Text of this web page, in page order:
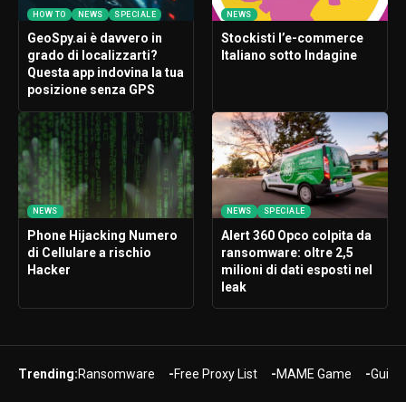
HOW TO NEWS SPECIALE
GeoSpy.ai è davvero in
grado di localizzarti?
Questa app indovina la tua
posizione senza GPS
NEWS
Stockisti l’e-commerce
Italiano sotto Indagine
NEWS
Phone Hijacking Numero
di Cellulare a rischio
Hacker
NEWS SPECIALE
Alert 360 Opco colpita da
ransomware: oltre 2,5
milioni di dati esposti nel
leak
Trending:Ransomware Free Proxy List MAME Game Guide